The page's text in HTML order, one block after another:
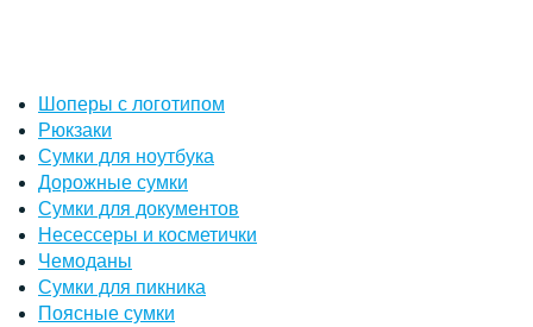
Шоперы с логотипом
Рюкзаки
Сумки для ноутбука
Дорожные сумки
Сумки для документов
Несессеры и косметички
Чемоданы
Сумки для пикника
Поясные сумки